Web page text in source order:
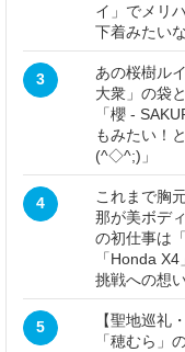
イ」でメリ
下着みたい
3
あの桜樹ル
大衆」の袋
「櫻 -
もみたい！
(^◇^;)」
4
これまで胸
那が美ボデ
の初仕事は
「Honda
挑戦への想
5
【聖地巡礼
「穂むら」